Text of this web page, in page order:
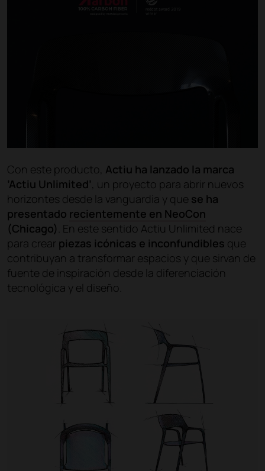
Con este producto, Actiu ha lanzado la marca
’Actiu Unlimited’, un proyecto para abrir nuevos
horizontes desde la vanguardia y que se ha
presentado recientemente en NeoCon
(Chicago) . En este sentido Actiu Unlimited nace
para crear piezas icónicas e inconfundibles que
contribuyan a transformar espacios y que sirvan de
fuente de inspiración desde la diferenciación
tecnológica y el diseño.